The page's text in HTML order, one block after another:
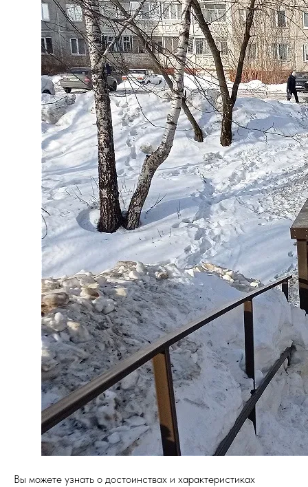
Вы можете узнать о достоинствах и характеристиках